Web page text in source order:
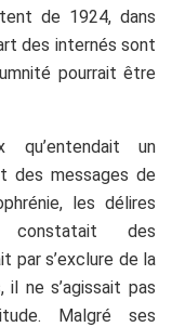
de 1924, dans
des internés sont
pourrait être
un
des messages de
les délires
des
par s’exclure de la
ne s’agissait pas
Malgré ses